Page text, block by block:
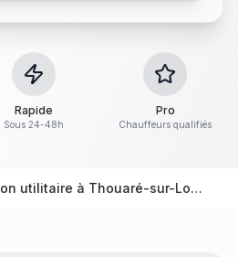
Rapide
Sous 24-48h
Pro
Chauffeurs qualifiés
Livraison utilitaire à Thouaré-sur-Loire